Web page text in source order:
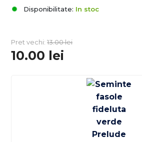
Disponibilitate: In stoc
Pret vechi: 13.00lei
10.00 lei